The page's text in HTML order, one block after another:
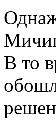
В то